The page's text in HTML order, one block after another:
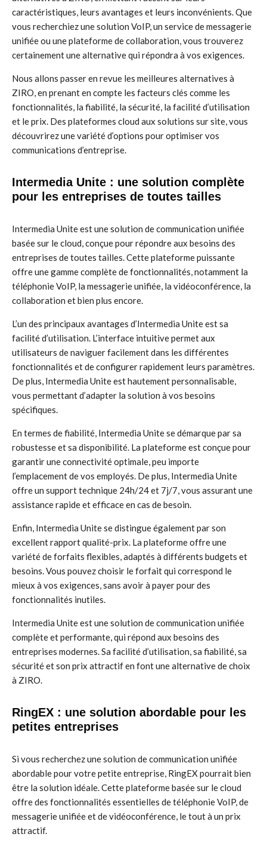
caractéristiques, leurs avantages et leurs inconvénients. Que
vous recherchiez une solution VoIP, un service de messagerie
unifiée ou une plateforme de collaboration, vous trouverez
certainement une alternative qui répondra à vos exigences.
Nous allons passer en revue les meilleures alternatives à
ZIRO, en prenant en compte les facteurs clés comme les
fonctionnalités, la fiabilité, la sécurité, la facilité d’utilisation
et le prix. Des plateformes cloud aux solutions sur site, vous
découvrirez une variété d’options pour optimiser vos
communications d’entreprise.
Intermedia Unite : une solution complète
pour les entreprises de toutes tailles
Intermedia Unite est une solution de communication unifiée
basée sur le cloud, conçue pour répondre aux besoins des
entreprises de toutes tailles. Cette plateforme puissante
offre une gamme complète de fonctionnalités, notamment la
téléphonie VoIP, la messagerie unifiée, la vidéoconférence, la
collaboration et bien plus encore.
L’un des principaux avantages d’Intermedia Unite est sa
facilité d’utilisation. L’interface intuitive permet aux
utilisateurs de naviguer facilement dans les différentes
fonctionnalités et de configurer rapidement leurs paramètres.
De plus, Intermedia Unite est hautement personnalisable,
vous permettant d’adapter la solution à vos besoins
spécifiques.
En termes de fiabilité, Intermedia Unite se démarque par sa
robustesse et sa disponibilité. La plateforme est conçue pour
garantir une connectivité optimale, peu importe
l’emplacement de vos employés. De plus, Intermedia Unite
offre un support technique 24h/24 et 7j/7, vous assurant une
assistance rapide et efficace en cas de besoin.
Enfin, Intermedia Unite se distingue également par son
excellent rapport qualité-prix. La plateforme offre une
variété de forfaits flexibles, adaptés à différents budgets et
besoins. Vous pouvez choisir le forfait qui correspond le
mieux à vos exigences, sans avoir à payer pour des
fonctionnalités inutiles.
Intermedia Unite est une solution de communication unifiée
complète et performante, qui répond aux besoins des
entreprises modernes. Sa facilité d’utilisation, sa fiabilité, sa
sécurité et son prix attractif en font une alternative de choix
à ZIRO.
RingEX : une solution abordable pour les
petites entreprises
Si vous recherchez une solution de communication unifiée
abordable pour votre petite entreprise, RingEX pourrait bien
être la solution idéale. Cette plateforme basée sur le cloud
offre des fonctionnalités essentielles de téléphonie VoIP, de
messagerie unifiée et de vidéoconférence, le tout à un prix
attractif.